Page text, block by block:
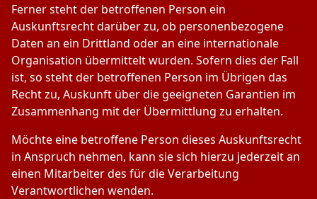
Ferner steht der betroffenen Person ein
Auskunftsrecht darüber zu, ob personenbezogene
Daten an ein Drittland oder an eine internationale
Organisation übermittelt wurden. Sofern dies der Fall
ist, so steht der betroffenen Person im Übrigen das
Recht zu, Auskunft über die geeigneten Garantien im
Zusammenhang mit der Übermittlung zu erhalten.
Möchte eine betroffene Person dieses Auskunftsrecht
in Anspruch nehmen, kann sie sich hierzu jederzeit an
einen Mitarbeiter des für die Verarbeitung
Verantwortlichen wenden.